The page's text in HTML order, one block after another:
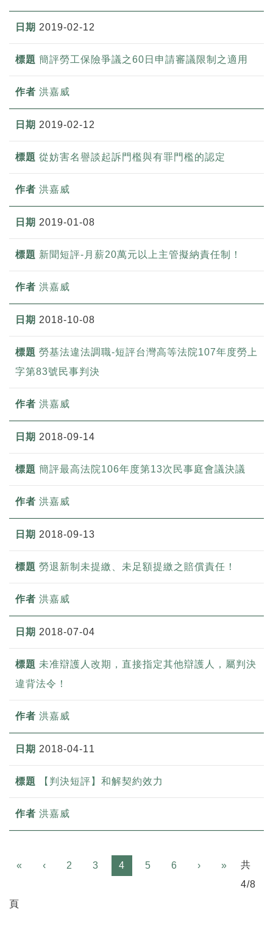
2019-02-12
簡評勞工保險爭議之60日申請審議限制之適用
洪嘉威
2019-02-12
從妨害名譽談起訴門檻與有罪門檻的認定
洪嘉威
2019-01-08
新聞短評-月薪20萬元以上主管擬納責任制！
洪嘉威
2018-10-08
勞基法違法調職-短評台灣高等法院107年度勞上
字第83號民事判決
洪嘉威
2018-09-14
簡評最高法院106年度第13次民事庭會議決議
洪嘉威
2018-09-13
勞退新制未提繳、未足額提繳之賠償責任！
洪嘉威
2018-07-04
未准辯護人改期，直接指定其他辯護人，屬判決
違背法令！
洪嘉威
2018-04-11
【判決短評】和解契約效力
洪嘉威
« Previous
‹ 2 3 4 5 6 › » Next
共
4/8
頁